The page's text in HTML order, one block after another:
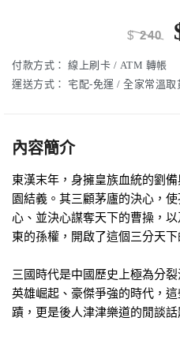
$240
付款方式： 線上刷卡 / ATM 轉帳
運送方式：
宅配-免運 / 全家常溫取
內容簡介
東漢末年，身擁皇族血統的劉
園結義。其三顧茅廬的決心，
心、並決心謀奪天下的曹操，
東的孫權，開啟了這個三分天下
三國時代是中國歷史上極為分
英雄崛起、豪傑爭強的時代，
蹟，更是後人津津樂道的閒談話